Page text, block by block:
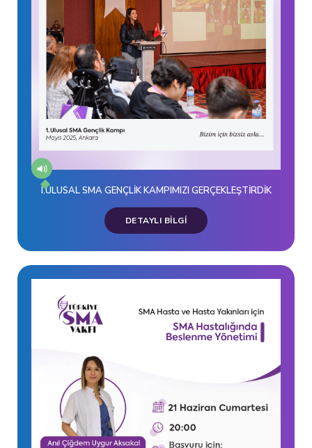
I.ULUSAL SMA GENÇLİK KAMPIMIZI GERÇEKLEŞTİRDİK